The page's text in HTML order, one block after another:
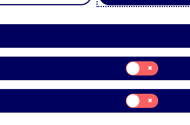
Samtycke
för:
Statistik
Samtycke
för:
Marknadsföring